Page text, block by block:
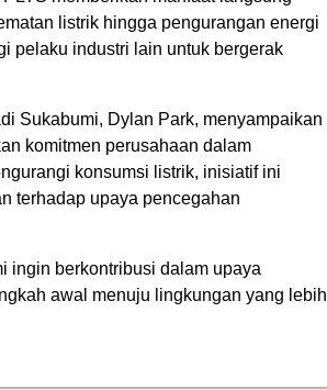
listrik hingga pengurangan energi
pelaku industri lain untuk bergerak
Sukabumi, Dylan Park, menyampaikan
komitmen perusahaan dalam
konsumsi listrik, inisiatif ini
terhadap upaya pencegahan
ingin berkontribusi dalam upaya
awal menuju lingkungan yang lebih